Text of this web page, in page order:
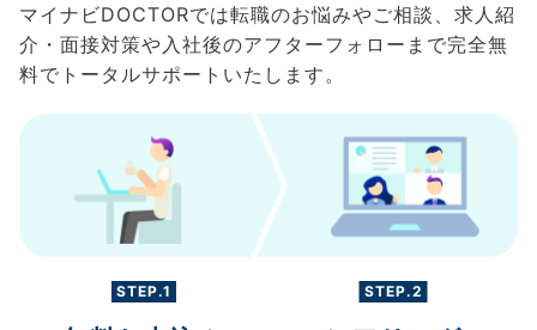
マイナビDOCTORでは転職のお悩みやご相談、求人紹
介・面接対策や入社後のアフターフォローまで完全無
料でトータルサポートいたします。
STEP.1 STEP.2